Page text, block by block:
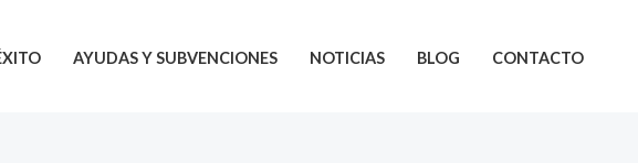
AYUDAS Y SUBVENCIONES NOTICIAS BLOG CONTACTO